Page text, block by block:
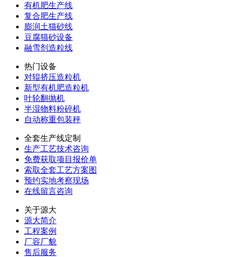
有机肥生产线
复合肥生产线
膨润土猫砂线
豆腐猫砂设备
融雪剂造粒线
热门设备
对辊挤压造粒机
新型有机肥造粒机
叶轮翻抛机
半湿物料粉碎机
自动称重包装秤
全套生产线定制
生产工艺技术咨询
免费获取项目报价单
索取全套工艺方案图
预约实地考察现场
在线留言咨询
关于源大
源大简介
工程案例
厂容厂貌
售后服务